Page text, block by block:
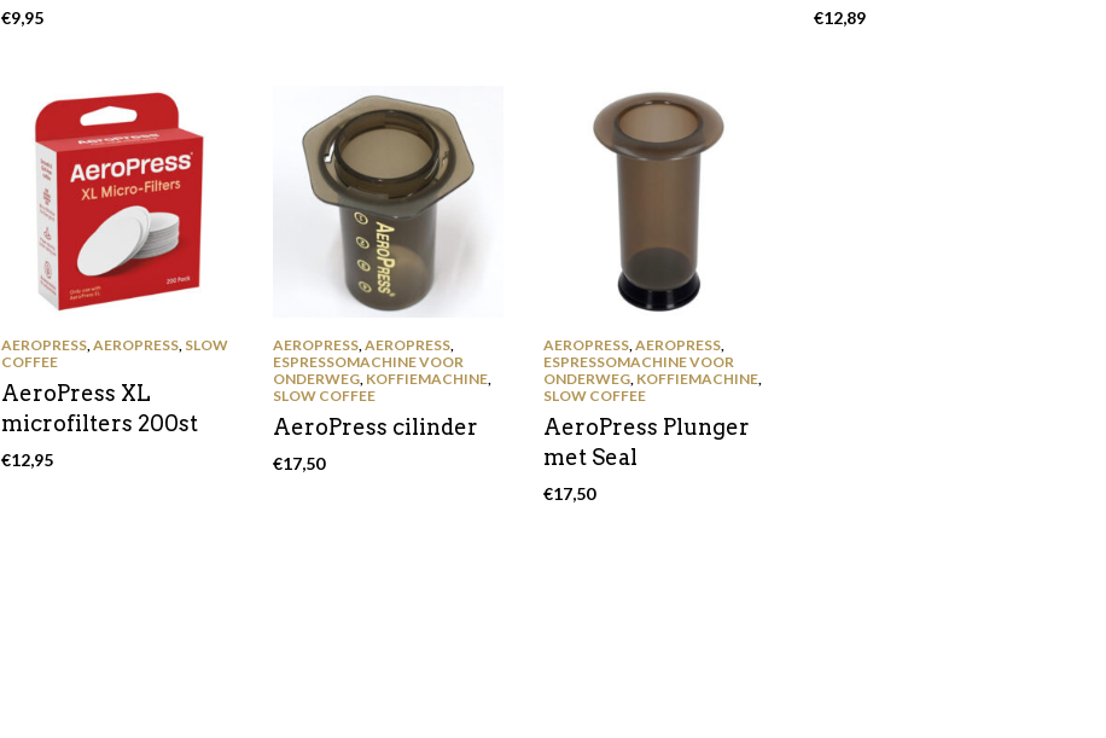
€9,95 €12,89
AEROPRESS ,AEROPRESS SLOW
COFFEE
AeroPress XL
microfilters 200st
€12,95
AEROPRESS, AEROPRESS,
ESPRESSOMACHINE VOOR
ONDERWEG, KOFFIEMACHINE,
SLOW COFFEE
AeroPress cilinder
€17,50
AEROPRESS AEROPRESS
ESPRESSOMACHINE VOOR
ONDERWEG KOFFIEMACHINE
SLOW COFFEE
AeroPress Plunger
met Seal
€17,50